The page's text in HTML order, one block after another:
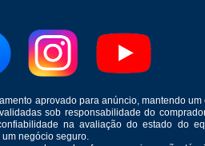
aprovado para anúncio, mantendo
sob responsabilidade do
na avaliação do estado do
negócio seguro.